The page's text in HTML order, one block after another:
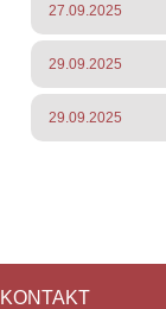
27.09.2025
29.09.2025
29.09.2025
KONTAKT